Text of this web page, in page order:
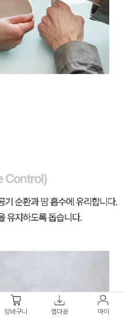
장바구니 앱다운 마이